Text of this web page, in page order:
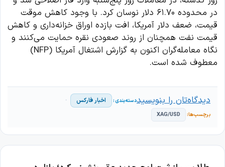
در محدوده ۶۱.۷۰ دلار نوسان کرد. با وجود کاهش موقت
قیمت، ضعف دلار آمریکا، افت بازده اوراق خزانه‌داری و کاهش
قیمت نفت همچنان از روند صعودی نقره حمایت می‌کنند و
نگاه معامله‌گران اکنون به گزارش اشتغال آمریکا (NFP)
معطوف شده است.
اخبار فارکس
XAG/USD
دیدگاه‌تان را بنویسید